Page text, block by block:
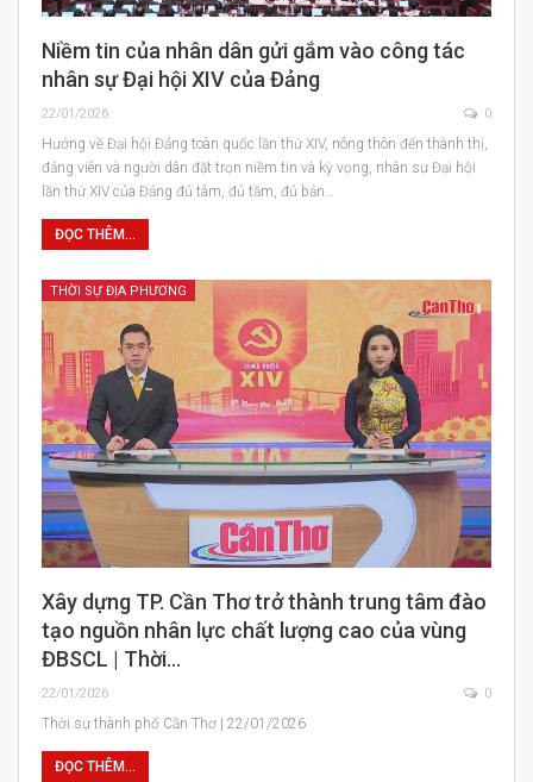
Niềm tin của nhân dân gửi gắm vào công tác
nhân sự Đại hội XIV của Đảng
22/01/2026 0
Hướng về Đại hội Đảng toàn quốc lần thứ XIV, nông thôn đến thành thị,
đảng viên và người dân đặt trọn niềm tin và kỳ vọng, nhân sự Đại hội
lần thứ XIV của Đảng đủ tâm, đủ tầm, đủ bản…
ĐỌC THÊM...
THỜI SỰ ĐỊA PHƯƠNG
Xây dựng TP. Cần Thơ trở thành trung tâm đào
tạo nguồn nhân lực chất lượng cao của vùng
ĐBSCL | Thời…
22/01/2026 0
Thời sự thành phố Cần Thơ | 22/01/2026
ĐỌC THÊM...